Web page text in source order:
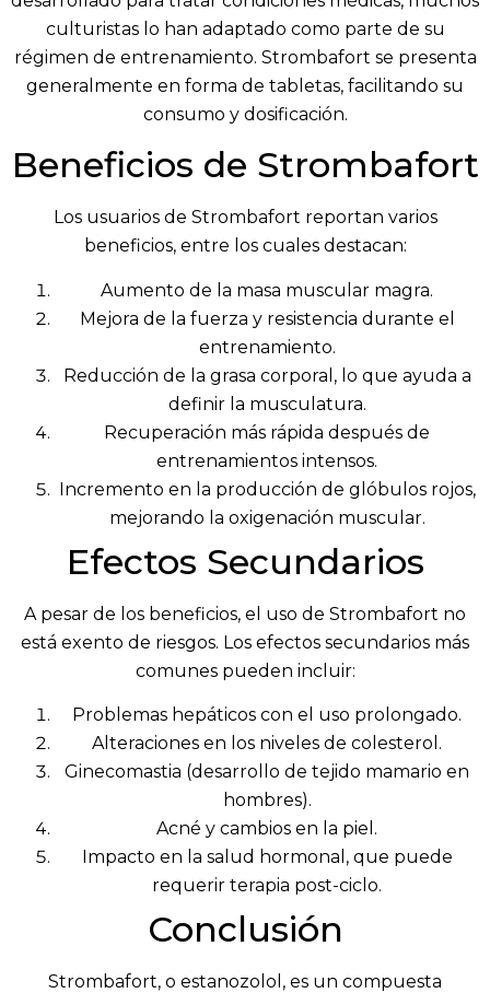
culturistas lo han adaptado como parte de su
régimen de entrenamiento. Strombafort se presenta
generalmente en forma de tabletas, facilitando su
consumo y dosificación.
Beneficios de Strombafort
Los usuarios de Strombafort reportan varios
beneficios, entre los cuales destacan:
Aumento de la masa muscular magra.
Mejora de la fuerza y resistencia durante el
entrenamiento.
Reducción de la grasa corporal, lo que ayuda a
definir la musculatura.
Recuperación más rápida después de
entrenamientos intensos.
Incremento en la producción de glóbulos rojos,
mejorando la oxigenación muscular.
Efectos Secundarios
A pesar de los beneficios, el uso de Strombafort no
está exento de riesgos. Los efectos secundarios más
comunes pueden incluir:
Problemas hepáticos con el uso prolongado.
Alteraciones en los niveles de colesterol.
Ginecomastia (desarrollo de tejido mamario en
hombres).
Acné y cambios en la piel.
Impacto en la salud hormonal, que puede
requerir terapia post-ciclo.
Conclusión
Strombafort, o estanozolol, es un compuesta